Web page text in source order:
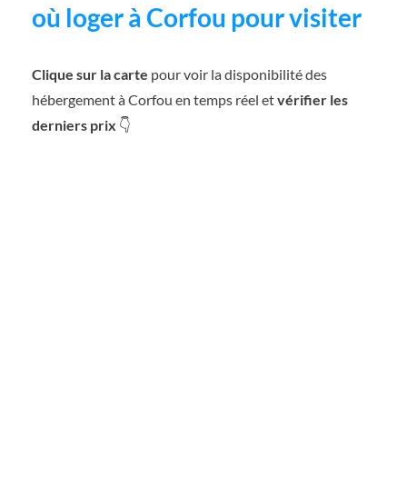
où loger à Corfou pour visiter
Clique sur la carte pour voir la disponibilité des
hébergement à Corfou en temps réel etvérifier les
derniers prix 👇